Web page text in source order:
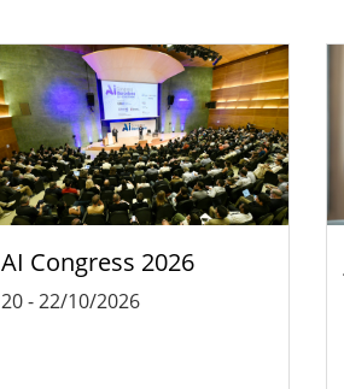
AI Congress 2026
20-22/10/2026